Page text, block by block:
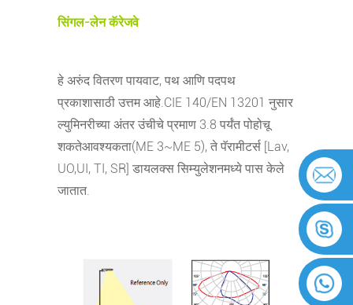
सिंगल-लेन कॅरेजवे
हे अरुंद वितरण पायवाट, पथ आणि पदपथ
प्रकाशासाठी उत्तम आहे.CIE 140/EN 13201 नुसार
ल्युमिनरीच्या अंतर उंचीचे प्रमाण 3.8 पर्यंत पोहोचू
शकतेआवश्यकता(ME 3~ME 5), ते पॅरामीटर्स [Lav,
UO,UI, TI, SR] डायलक्स सिम्युलेशनमध्ये पास केले
जातात.